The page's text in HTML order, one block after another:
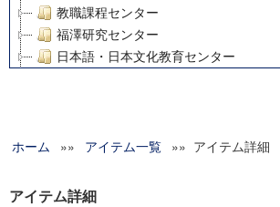
教職課程センター
福澤研究センター
日本語・日本文化教育センター
グローバルリサーチインスティテュート
科学研究費補助金研究成果報告書
ホーム »» アイテム一覧 »» アイテム詳細
アイテム詳細